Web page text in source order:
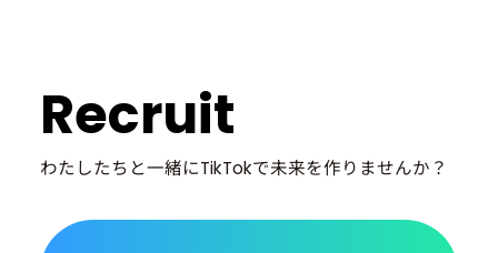
Recruit
わたしたちと一緒にTikTokで未来を作りませんか？